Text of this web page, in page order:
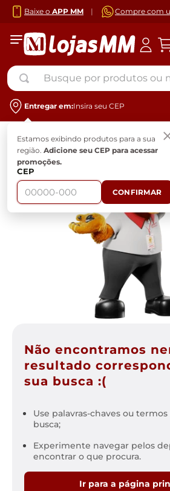
Baixe o APP MM | Compre com
Busque por produtos ou marcas
Entregar em:Insira seu CEP
Estamos exibindo produtos para a sua
região. Adicione seu CEP para acessar
promoções.
CEP
CONFIRMAR
Não encontramos
resultado
sua busca :(
Use palavras-chaves ou
busca;
Experimente navegar pelos
encontrar o que procura.
Ir para a página